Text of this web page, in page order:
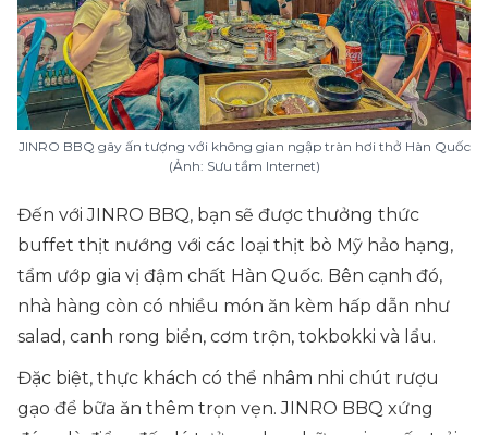
JINRO BBQ gây ấn tượng với không gian ngập tràn hơi thở Hàn Quốc
(Ảnh: Sưu tầm Internet)
Đến với JINRO BBQ, bạn sẽ được thưởng thức
buffet thịt nướng với các loại thịt bò Mỹ hảo hạng,
tẩm ướp gia vị đậm chất Hàn Quốc. Bên cạnh đó,
nhà hàng còn có nhiều món ăn kèm hấp dẫn như
salad, canh rong biển, cơm trộn, tokbokki và lẩu.
Đặc biệt, thực khách có thể nhâm nhi chút rượu
gạo để bữa ăn thêm trọn vẹn. JINRO BBQ xứng